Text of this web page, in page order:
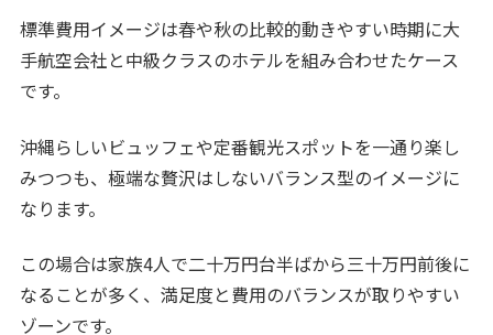
標準費用イメージは春や秋の比較的動きやすい時期に大
手航空会社と中級クラスのホテルを組み合わせたケース
です。
沖縄らしいビュッフェや定番観光スポットを一通り楽し
みつつも、極端な贅沢はしないバランス型のイメージに
なります。
この場合は家族4人で二十万円台半ばから三十万円前後に
なることが多く、満足度と費用のバランスが取りやすい
ゾーンです。